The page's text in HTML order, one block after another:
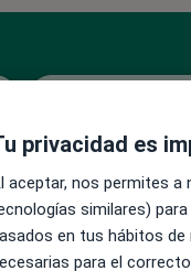
Ver más
privacidad es
aceptar, nos permites
similares)
en tus hábitos
para el